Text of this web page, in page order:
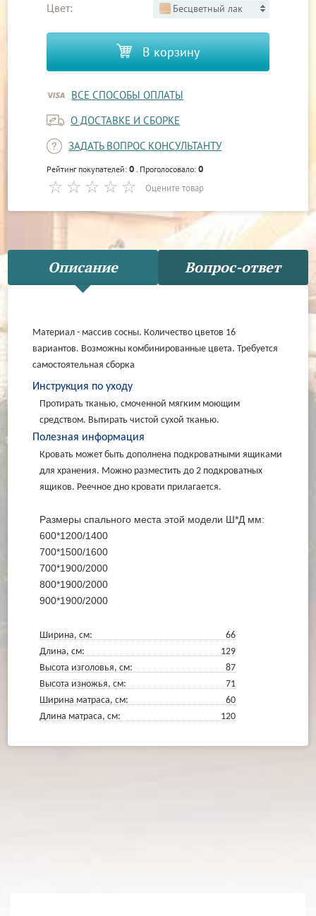
Цвет:
Бесцветный лак
В корзину
ВСЕ СПОСОБЫ ОПЛАТЫ
О ДОСТАВКЕ И СБОРКЕ
ЗАДАТЬ ВОПРОС КОНСУЛЬТАНТУ
Рейтинг покупателей:0. Проголосовало:0
Оцените товар
Описание Вопрос-ответ
Материал - массив сосны. Количество цветов 16
вариантов. Возможны комбинированные цвета. Требуется
самостоятельная сборка
Инструкция по уходу
Протирать тканью, смоченной мягким моющим
средством. Вытирать чистой сухой тканью.
Полезная информация
Кровать может быть дополнена подкроватными ящиками
для хранения. Можно разместить до 2 подкроватных
ящиков. Реечное дно кровати прилагается.
Размеры спального места этой модели Ш*Д мм:
600*1200/1400
700*1500/1600
700*1900/2000
800*1900/2000
900*1900/2000
Ширина, см:
66
Длина, см:
129
Высота изголовья, см:
87
Высота изножья, см:
71
Ширина матраса, см:
60
Длина матраса, см:
120